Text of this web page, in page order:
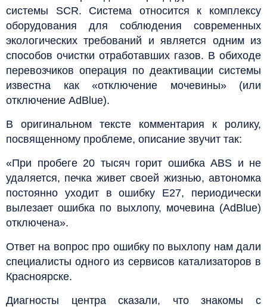
системы SCR. Система относится к комплексу
оборудования для соблюдения современных
экологических требований и является одним из
способов очистки отработавших газов. В обиходе
перевозчиков операция по деактивации системы
известна как «отключение мочевины» (или
отключение AdBlue).
В оригинальном тексте комментария к ролику,
посвященному проблеме, описание звучит так:
«При пробеге 20 тысяч горит ошибка ABS и не
удаляется, печка живет своей жизнью, автономка
постоянно уходит в ошибку Е27, периодически
вылезает ошибка по выхлопу, мочевина (AdBlue)
отключена».
Ответ на вопрос про ошибку по выхлопу нам дали
специалисты одного из сервисов катализаторов в
Красноярске.
Диагносты центра сказали, что знакомы с